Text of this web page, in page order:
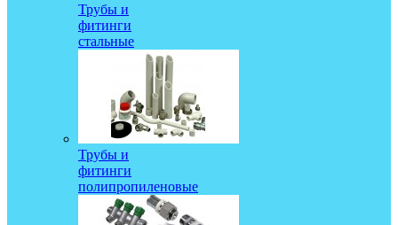
Трубы и
фитинги
стальные
Трубы и
фитинги
полипропиленовые